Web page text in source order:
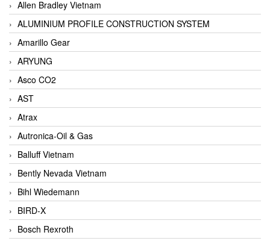
Allen Bradley Vietnam
ALUMINIUM PROFILE CONSTRUCTION SYSTEM
Amarillo Gear
ARYUNG
Asco CO2
AST
Atrax
Autronica-Oil & Gas
Balluff Vietnam
Bently Nevada Vietnam
Bihl Wiedemann
BIRD-X
Bosch Rexroth